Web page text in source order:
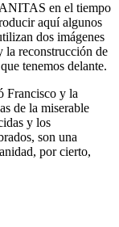
en el tiempo
aquí algunos
dos imágenes
la reconstrucción de
tenemos delante.
Francisco y la
de la miserable
y los
son una
por cierto,